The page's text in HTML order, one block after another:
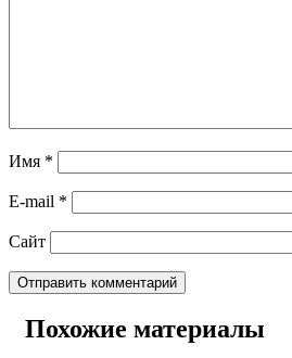
Имя *
E-mail *
Сайт
Похожие материалы